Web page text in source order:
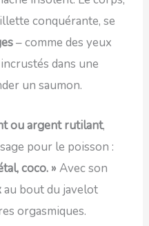
conquérante, se
– comme des yeux
dans une
un saumon.
ou argent rutilant,
pour le poisson :
coco. » Avec son
au bout du javelot
orgasmiques.